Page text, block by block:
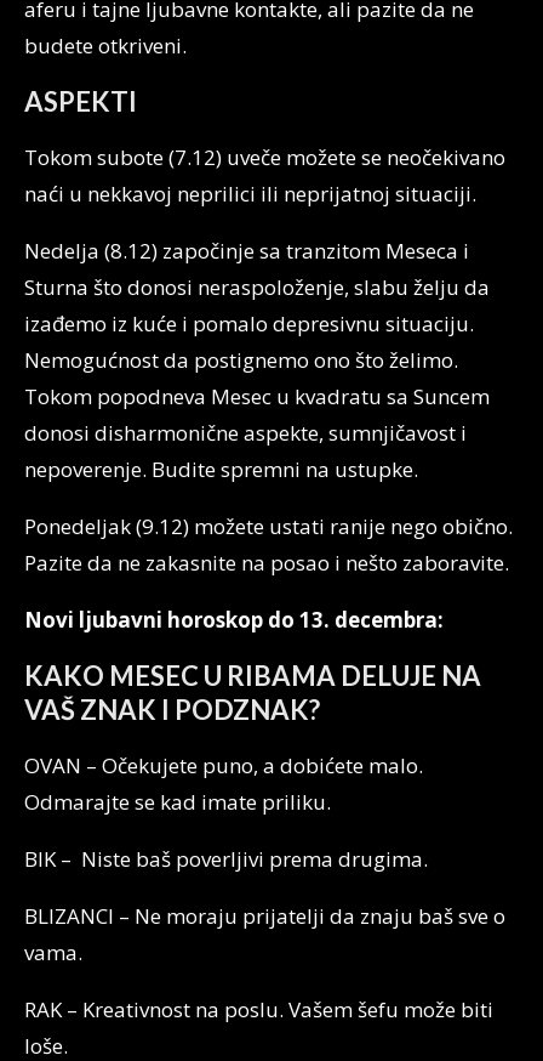
aferu i tajne ljubavne kontakte, ali pazite da ne
budete otkriveni.
ASPEKTI
Tokom subote (7.12) uveče možete se neočekivano
naći u nekkavoj neprilici ili neprijatnoj situaciji.
Nedelja (8.12) započinje sa tranzitom Meseca i
Sturna što donosi neraspoloženje, slabu želju da
izađemo iz kuće i pomalo depresivnu situaciju.
Nemogućnost da postignemo ono što želimo.
Tokom popodneva Mesec u kvadratu sa Suncem
donosi disharmonične aspekte, sumnjičavost i
nepoverenje. Budite spremni na ustupke.
Ponedeljak (9.12) možete ustati ranije nego obično.
Pazite da ne zakasnite na posao i nešto zaboravite.
Novi ljubavni horoskop do 13. decembra:
KAKO MESEC U RIBAMA DELUJE NA
VAŠ ZNAK I PODZNAK?
OVAN – Očekujete puno, a dobićete malo.
Odmarajte se kad imate priliku.
BIK – Niste baš poverljivi prema drugima.
BLIZANCI – Ne moraju prijatelji da znaju baš sve o
vama.
RAK – Kreativnost na poslu. Vašem šefu može biti
loše.